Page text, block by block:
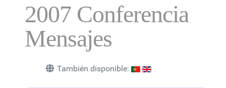
2007 Conferencia
Mensajes
También disponible: